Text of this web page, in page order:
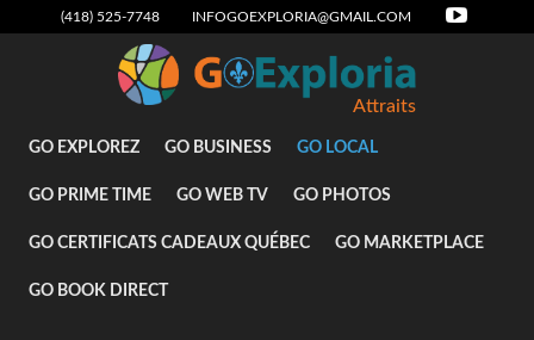
(418) 525-7748 INFOGOEXPLORIA@GMAIL.COM
Attraits
GO EXPLOREZ GO BUSINESS GO LOCAL
GO PRIME TIME GO WEB TV GO PHOTOS
GO CERTIFICATS CADEAUX QUÉBEC GO MARKETPLACE
GO BOOK DIRECT